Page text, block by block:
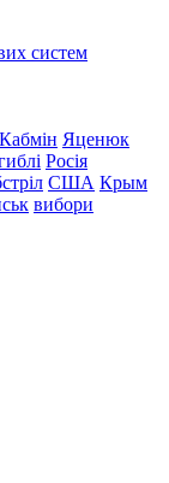
систем
Кабмін Яценюк
Росія
США Крым
вибори